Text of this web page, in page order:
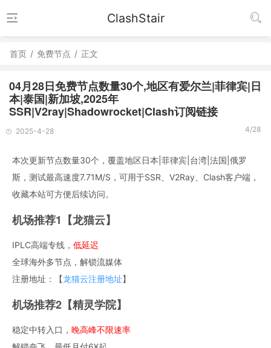
ClashStair
首页 / 免费节点 / 正文
04月28日免费节点数量30个,地区有爱尔兰|菲律宾|日
本|泰国|新加坡,2025年
SSR|V2ray|Shadowrocket|Clash订阅链接
2025-4-28 4/28
本次更新节点数量30个，覆盖地区日本|菲律宾|台湾|法国|俄罗
斯，测试最高速度7.71M/S，可用于SSR、V2Ray、Clash客户端，
收藏本站可方便后续访问。
机场推荐1【龙猫云】
IPLC高端专线， 低延迟
全球海外多节点，解锁流媒体
注册地址：【龙猫云注册地址】
机场推荐2【精灵学院】
稳定中转入口， 晚高峰不限速率